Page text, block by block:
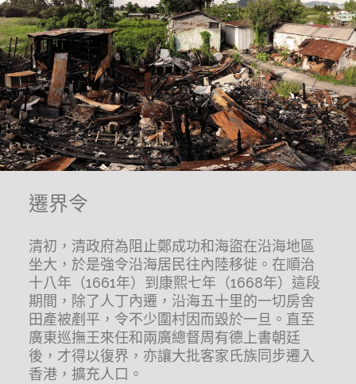
遷界令
清初，清政府為阻止鄭成功和海盜在沿海地區
坐大，於是強令沿海居民往內陸移徙。在順治
十八年（1661年）到康熙七年（1668年）這段
期間，除了人丁內遷，沿海五十里的一切房舍
田產被剷平，令不少圍村因而毀於一旦。直至
廣東巡撫王來任和兩廣總督周有德上書朝廷
後，才得以復界，亦讓大批客家氏族同步遷入
香港，擴充人口。